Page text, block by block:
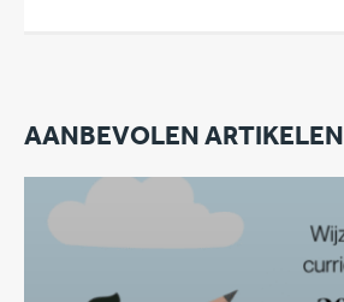
AANBEVOLEN ARTIKELEN